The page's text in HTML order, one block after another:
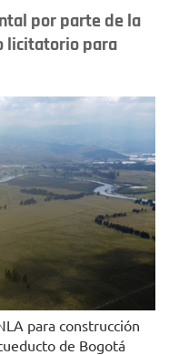
por parte de la
licitatorio para
para construcción
de Bogotá